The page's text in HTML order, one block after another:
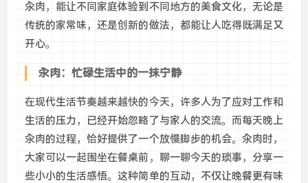
汆肉，能让不同家庭体验到不同地方的美食文化，无论是
传统的家常味，还是创新的做法，都能让人吃得既满足又
开心。
汆肉：忙碌生活中的一抹宁静
在现代生活节奏越来越快的今天，许多人为了应对工作和
生活的压力，已经开始忽略了与家人的交流。而每天晚上
汆肉的过程，恰好提供了一个放慢脚步的机会。汆肉时，
大家可以一起围坐在餐桌前，聊一聊今天的琐事，分享一
些小小的生活感悟。这种简单的互动，不仅让晚餐更有味